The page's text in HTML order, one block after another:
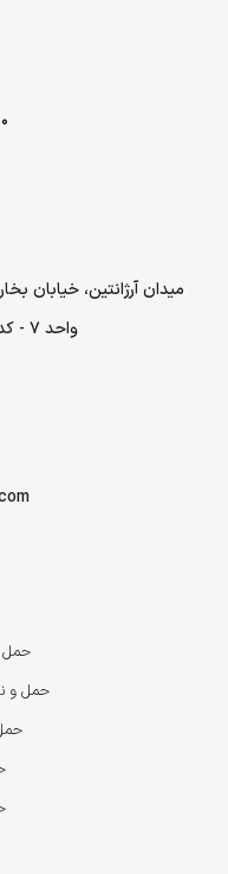
واحد ۷ - کد پستی : 1514834418
حمل
حمل و